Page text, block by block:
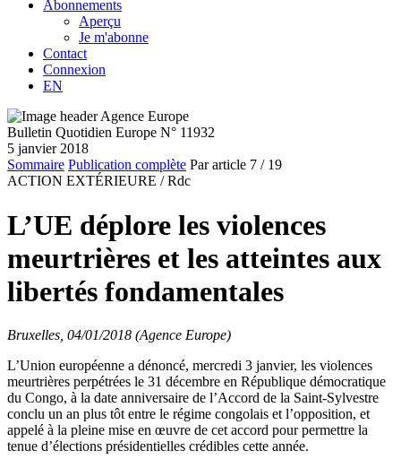
Abonnements
Aperçu
Je m'abonne
Contact
Connexion
EN
Bulletin Quotidien Europe N° 11932
5 janvier 2018
Sommaire Publication complète Par article 7 / 19
ACTION EXTÉRIEURE / Rdc
L’UE déplore les violences
meurtrières et les atteintes aux
libertés fondamentales
Bruxelles, 04/01/2018 (Agence Europe)
L’Union européenne a dénoncé, mercredi 3 janvier, les violences
meurtrières perpétrées le 31 décembre en République démocratique
du Congo, à la date anniversaire de l’Accord de la Saint-Sylvestre
conclu un an plus tôt entre le régime congolais et l’opposition, et
appelé à la pleine mise en œuvre de cet accord pour permettre la
tenue d’élections présidentielles crédibles cette année.